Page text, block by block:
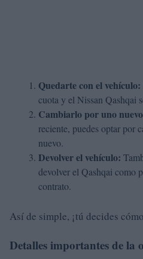
Quedarte con el vehículo:
cuota y el Nissan Qashqai
Cambiarlo por uno
reciente, puedes optar por
nuevo.
Devolver el vehículo:
devolver el Qashqai como
contrato.
Así de simple, ¡tú decides
Detalles importantes de la